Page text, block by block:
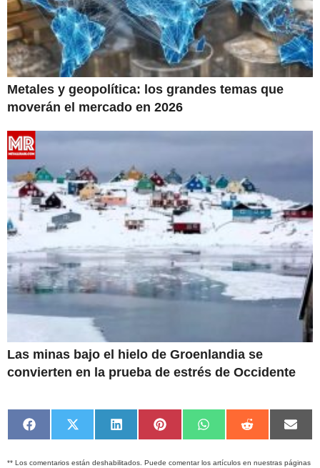
Metales y geopolítica: los grandes temas que
moverán el mercado en 2026
Las minas bajo el hielo de Groenlandia se
convierten en la prueba de estrés de Occidente
Compartir
en
Facebook
Compartir
en
X
Compartir
en
LinkedIn
Compartir
en
Pinterest
Compartir
en
WhatsApp
Compartir
en
Reddit
en
** Los comentarios están deshabilitados. Puede comentar los artículos en nuestras páginas